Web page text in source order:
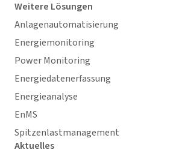
Weitere Lösungen
Anlagenautomatisierung
Energiemonitoring
Power Monitoring
Energiedatenerfassung
Energieanalyse
EnMS
Spitzenlastmanagement
Aktuelles